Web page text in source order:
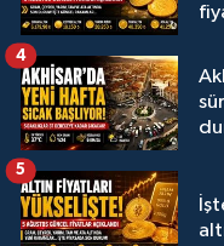
4
5